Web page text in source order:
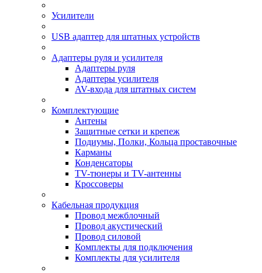
Усилители
USB адаптер для штатных устройств
Адаптеры руля и усилителя
Адаптеры руля
Адаптеры усилителя
AV-входа для штатных систем
Комплектующие
Антены
Защитные сетки и крепеж
Подиумы, Полки, Кольца проставочные
Карманы
Конденсаторы
TV-тюнеры и TV-антенны
Кроссоверы
Кабельная продукция
Провод межблочный
Провод акустический
Провод силовой
Комплекты для подключения
Комплекты для усилителя